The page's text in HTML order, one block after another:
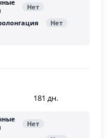
181 дн.